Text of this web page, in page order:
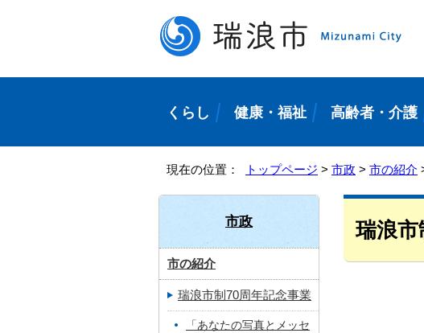
くらし 健康・福祉 高齢者・介護
現在の位置： トップページ > 市政 > 市の紹介
瑞浪
市政
市の紹介
瑞浪市制70周年記念事業
「あなたの写真とメッセ